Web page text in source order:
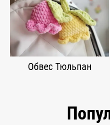
Обвес Тюльпан